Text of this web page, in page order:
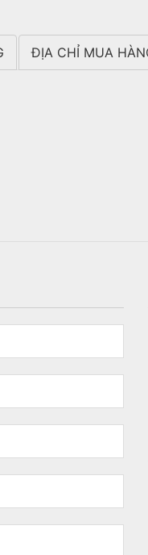
ĐỊA CHỈ MUA